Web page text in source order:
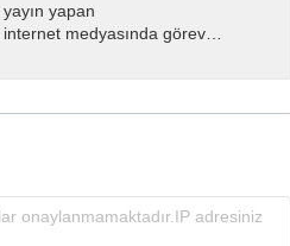
yapan
medyasında görev